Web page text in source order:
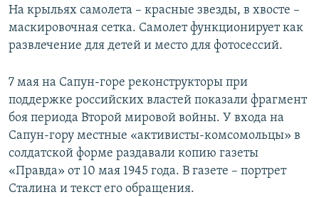
На крыльях самолета – красные звезды, в хвосте –
маскировочная сетка. Самолет функционирует как
развлечение для детей и место для фотосессий.
7 мая на Сапун-горе реконструкторы при
поддержке российских властей показали фрагмент
боя периода Второй мировой войны. У входа на
Сапун-гору местные «активисты-комсомольцы» в
солдатской форме раздавали копию газеты
«Правда» от 10 мая 1945 года. В газете – портрет
Сталина и текст его обращения.